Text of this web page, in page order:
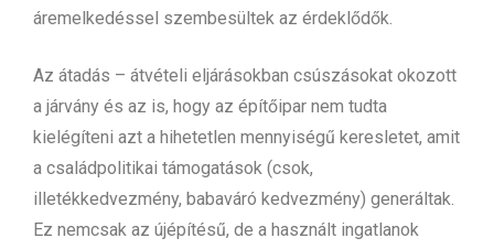
áremelkedéssel szembesültek az érdeklődők.
Az átadás – átvételi eljárásokban csúszásokat okozott
a járvány és az is, hogy az építőipar nem tudta
kielégíteni azt a hihetetlen mennyiségű keresletet, amit
a családpolitikai támogatások (csok,
illetékkedvezmény, babaváró kedvezmény) generáltak.
Ez nemcsak az újépítésű, de a használt ingatlanok